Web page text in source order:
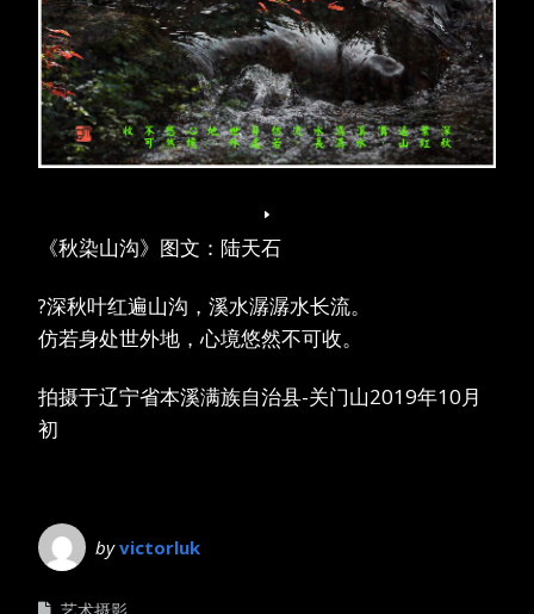
《秋染山沟》图文：陆天石
?深秋叶红遍山沟，溪水潺潺水长流。
仿若身处世外地，心境悠然不可收。
拍摄于辽宁省本溪满族自治县-关门山2019年10月
初
byvictorluk